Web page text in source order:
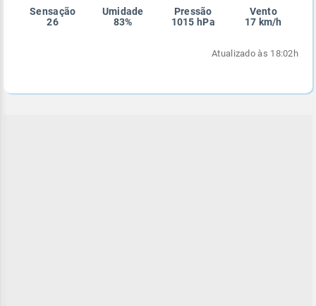
Sensação
26
Umidade
83%
Pressão
1015 hPa
Vento
17 km/h
Atualizado às 18:02h
Enviar
Enviar
Enviar
Enviar
Enviar